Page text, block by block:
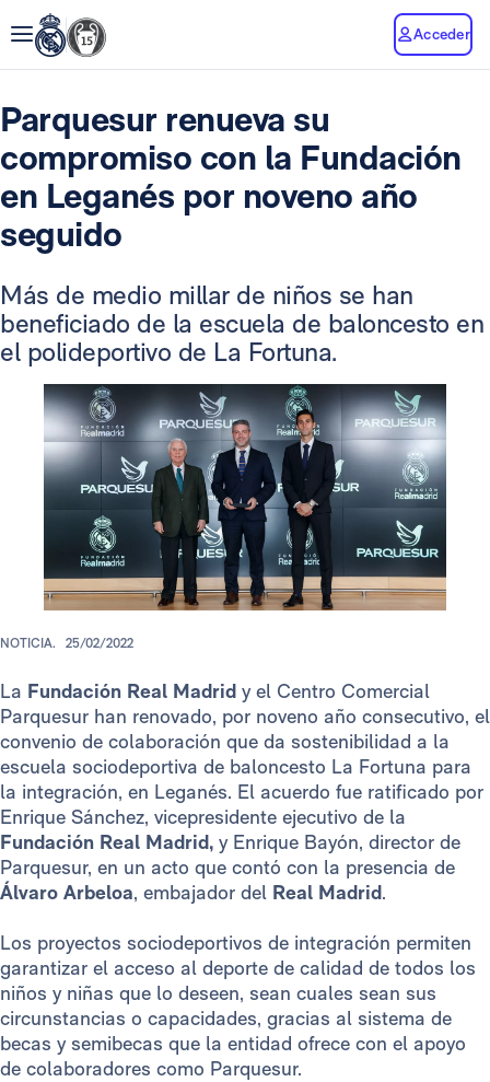
Acceder
Parquesur renueva su
compromiso con la Fundación
en Leganés por noveno año
seguido
Más de medio millar de niños se han
beneficiado de la escuela de baloncesto en
el polideportivo de La Fortuna.
NOTICIA. 25/02/2022
La Fundación Real Madrid y el Centro Comercial
Parquesur han renovado, por noveno año consecutivo, el
convenio de colaboración que da sostenibilidad a la
escuela sociodeportiva de baloncesto La Fortuna para
la integración, en Leganés. El acuerdo fue ratificado por
Enrique Sánchez, vicepresidente ejecutivo de la
Fundación Real Madrid, y Enrique Bayón, director de
Parquesur, en un acto que contó con la presencia de
Álvaro Arbeloa, embajador del Real Madrid.
Los proyectos sociodeportivos de integración permiten
garantizar el acceso al deporte de calidad de todos los
niños y niñas que lo deseen, sean cuales sean sus
circunstancias o capacidades, gracias al sistema de
becas y semibecas que la entidad ofrece con el apoyo
de colaboradores como Parquesur.